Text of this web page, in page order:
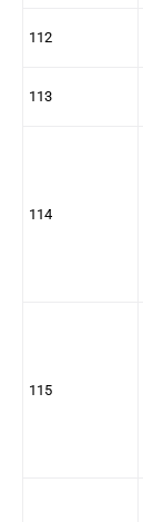
112
113
114
115